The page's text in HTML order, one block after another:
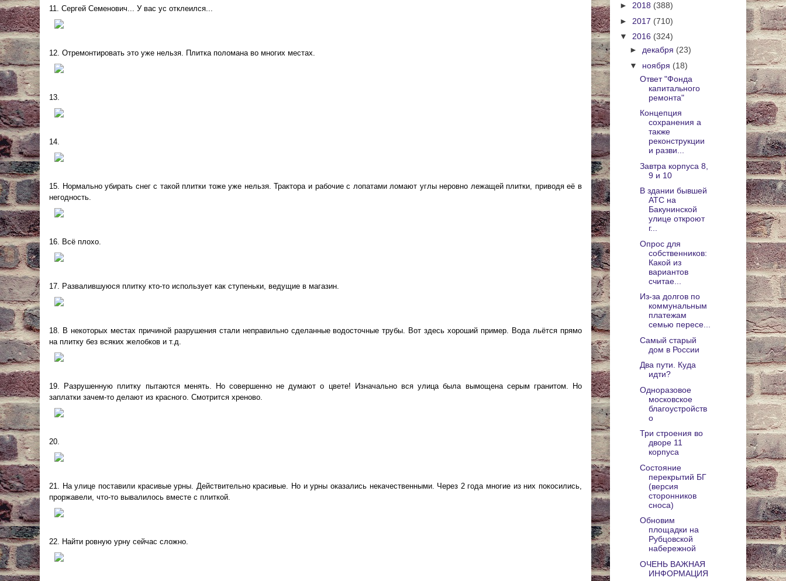
11. Сергей Семенович... У вас ус отклеился...
12. Отремонтировать это уже нельзя. Плитка поломана во многих местах.
13.
14.
15. Нормально убирать снег с такой плитки тоже уже нельзя. Трактора и рабочие с лопатами ломают углы неровно лежащей плитки, приводя её в
негодность.
16. Всё плохо.
17. Развалившуюся плитку кто-то использует как ступеньки, ведущие в магазин.
18. В некоторых местах причиной разрушения стали неправильно сделанные водосточные трубы. Вот здесь хороший пример. Вода льётся прямо
на плитку без всяких желобков и т.д.
19. Разрушенную плитку пытаются менять. Но совершенно не думают о цвете! Изначально вся улица была вымощена серым гранитом. Но
заплатки зачем-то делают из красного. Смотрится хреново.
20.
21. На улице поставили красивые урны. Действительно красивые. Но и урны оказались некачественными. Через 2 года многие из них покосились,
проржавели, что-то вывалилось вместе с плиткой.
22. Найти ровную урну сейчас сложно.
► 2018 (388)
► 2017 (710)
▼ 2016 (324)
► декабря (23)
▼ ноября (18)
Ответ "Фонда
капитального
ремонта"
Концепция
сохранения а
также
реконструкции
и разви...
Завтра корпуса 8,
9 и 10
В здании бывшей
АТС на
Бакунинской
улице откроют
г...
Опрос для
собственников:
Какой из
вариантов
считае...
Из-за долгов по
коммунальным
платежам
семью пересе...
Самый старый
дом в России
Два пути. Куда
идти?
Одноразовое
московское
благоустройств
о
Три строения во
дворе 11
корпуса
Состояние
перекрытий БГ
(версия
сторонников
сноса)
Обновим
площадки на
Рубцовской
набережной
ОЧЕНЬ ВАЖНАЯ
ИНФОРМАЦИЯ